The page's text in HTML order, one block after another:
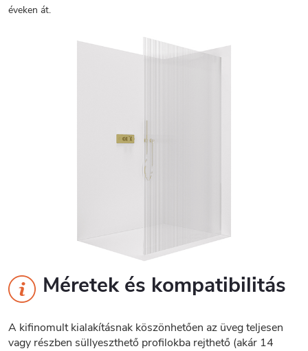
éveken át.
Méretek és kompatibilitás
A kifinomult kialakításnak köszönhetően az üveg teljesen
vagy részben süllyeszthető profilokba rejthető (akár 14